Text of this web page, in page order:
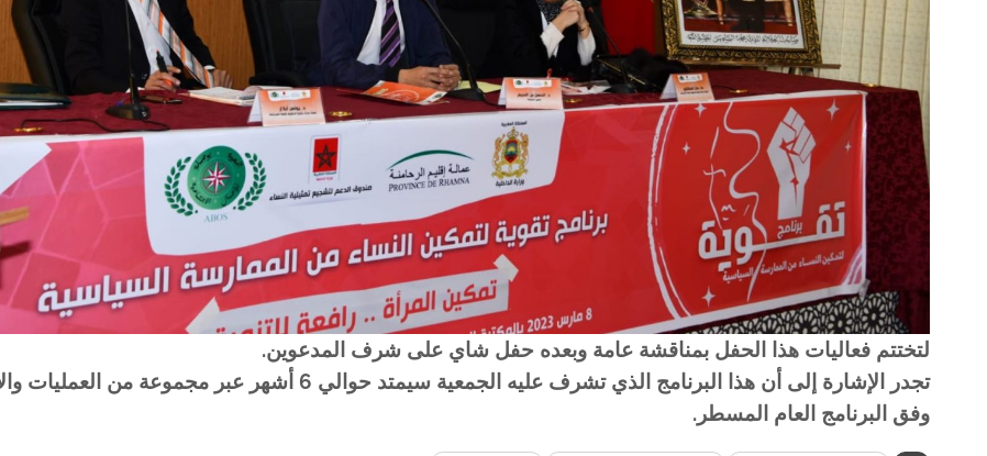
لتختتم فعاليات هذا الحفل بمناقشة عامة وبعده حفل شاي على شرف المدعوين.
تجدر الإشارة إلى أن هذا البرنامج الذي تشرف عليه الجمعية سيمتد حوالي 6 أشهر عبر مجموعة
وفق البرنامج العام المسطر.